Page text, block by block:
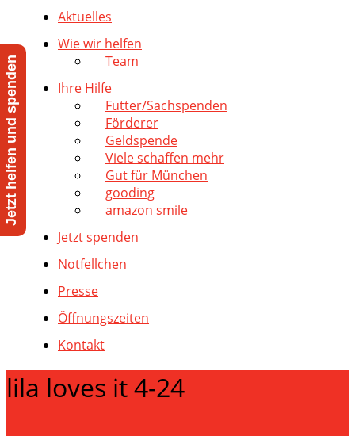
Aktuelles
Wie wir helfen
Team
Ihre Hilfe
Futter/Sachspenden
Förderer
Geldspende
Viele schaffen mehr
Gut für München
gooding
amazon smile
Jetzt spenden
Notfellchen
Presse
Öffnungszeiten
Kontakt
lila loves it 4-24
Jetzt helfen und spenden